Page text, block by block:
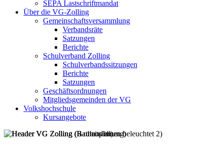
SEPA Lastschriftmandat
Über die VG-Zolling
Gemeinschaftsversammlung
Verbandsräte
Satzungen
Berichte
Schulverband Zolling
Schulverbandssitzungen
Berichte
Satzungen
Geschäftsordnungen
Mitgliedsgemeinden der VG
Volkshochschule
Kursangebote